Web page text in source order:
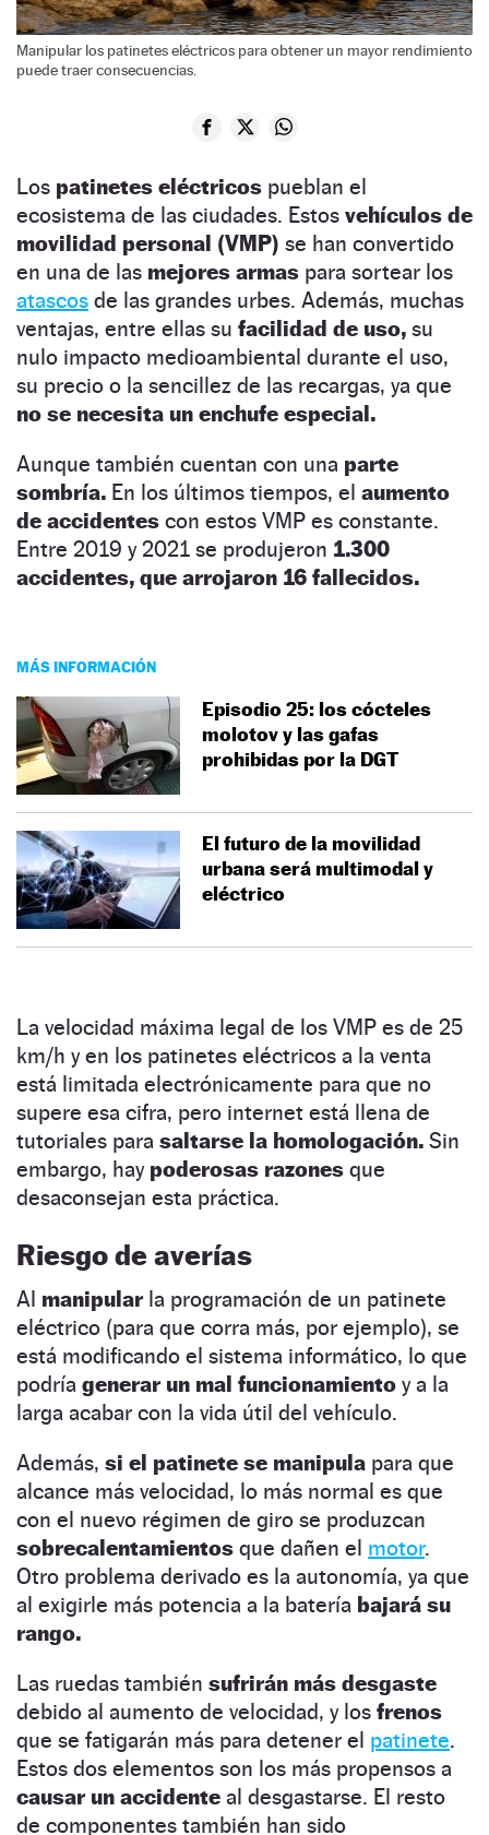
Manipular los patinetes eléctricos para obtener un mayor rendimiento
puede traer consecuencias.
Los patinetes eléctricos pueblan el
ecosistema de las ciudades. Estos vehículos de
movilidad personal (VMP) se han convertido
en una de las mejores armas para sortear los
atascos de las grandes urbes. Además, muchas
ventajas, entre ellas su facilidad de uso, su
nulo impacto medioambiental durante el uso,
su precio o la sencillez de las recargas, ya que
no se necesita un enchufe especial.
Aunque también cuentan con una parte
sombría. En los últimos tiempos, el aumento
de accidentes con estos VMP es constante.
Entre 2019 y 2021 se produjeron 1.300
accidentes, que arrojaron 16 fallecidos.
MÁS INFORMACIÓN
Episodio 25: los cócteles
molotov y las gafas
prohibidas por la DGT
El futuro de la movilidad
urbana será multimodal y
eléctrico
La velocidad máxima legal de los VMP es de 25
km/h y en los patinetes eléctricos a la venta
está limitada electrónicamente para que no
supere esa cifra, pero internet está llena de
tutoriales para saltarse la homologación. Sin
embargo, hay poderosas razones que
desaconsejan esta práctica.
Riesgo de averías
Al manipular la programación de un patinete
eléctrico (para que corra más, por ejemplo), se
está modificando el sistema informático, lo que
podría generar un mal funcionamiento y a la
larga acabar con la vida útil del vehículo.
Además, si el patinete se manipula para que
alcance más velocidad, lo más normal es que
con el nuevo régimen de giro se produzcan
sobrecalentamientos que dañen el motor.
Otro problema derivado es la autonomía, ya que
al exigirle más potencia a la batería bajará su
rango.
Las ruedas también sufrirán más desgaste
debido al aumento de velocidad, y los frenos
que se fatigarán más para detener el patinete.
Estos dos elementos son los más propensos a
causar un accidente al desgastarse. El resto
de componentes también han sido